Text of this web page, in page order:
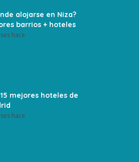
alojarse en Niza?
barrios + hoteles
hace
mejores hoteles de
hace